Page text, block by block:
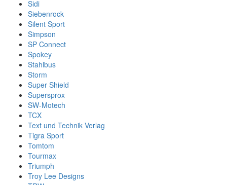
Sidi
Siebenrock
Silent Sport
Simpson
SP Connect
Spokey
Stahlbus
Storm
Super Shield
Supersprox
SW-Motech
TCX
Text und Technik Verlag
Tigra Sport
Tomtom
Tourmax
Triumph
Troy Lee Designs